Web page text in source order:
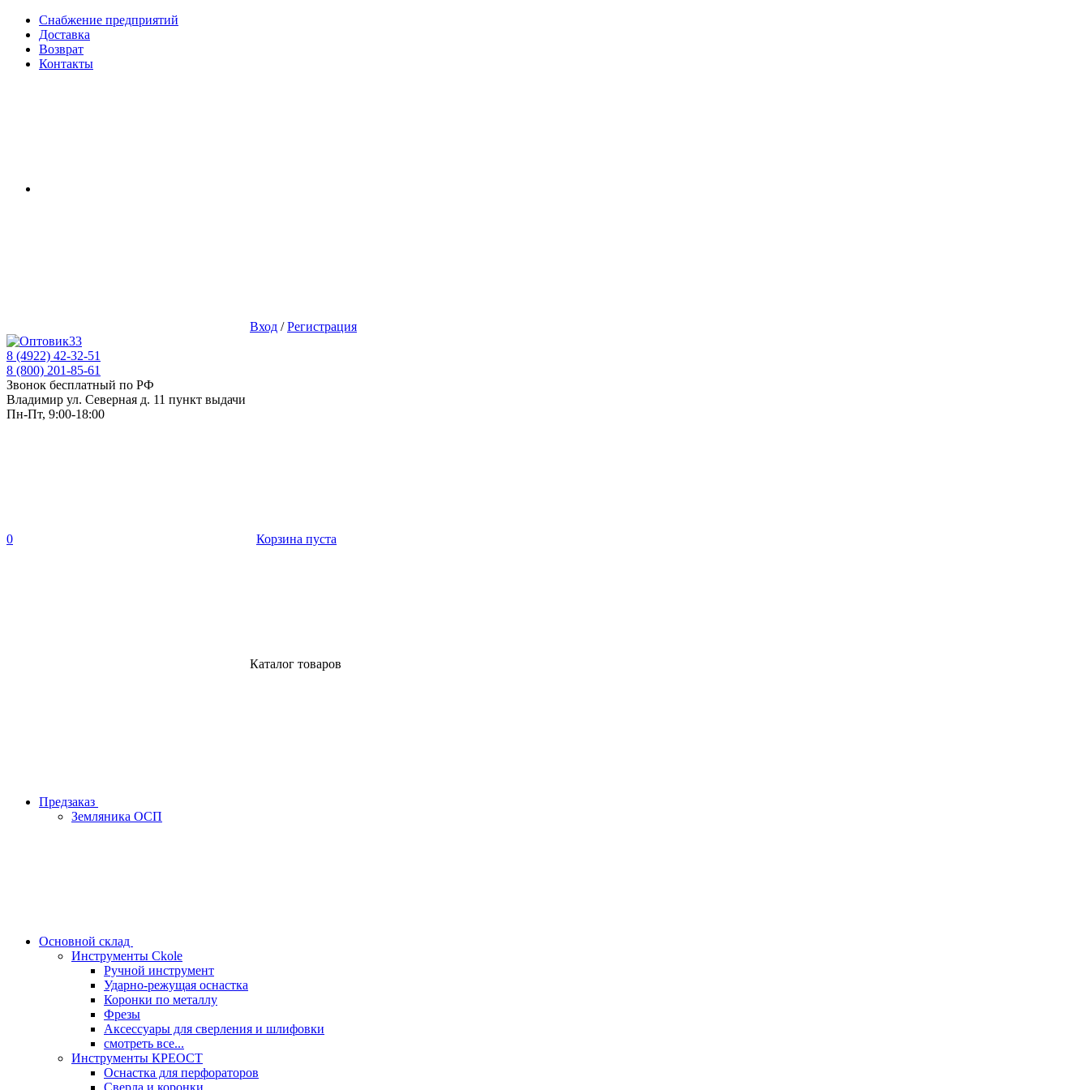
Снабжение предприятий
Доставка
Возврат
Контакты
Вход /Регистрация
8 (4922) 42-32-51
8 (800) 201-85-61
Звонок бесплатный по РФ
Владимир ул. Северная д. 11 пункт выдачи
Пн-Пт, 9:00-18:00
0 Корзина пуста
Каталог товаров
Предзаказ
Земляника ОСП
Основной склад
Инструменты Ckole
Ручной инструмент
Ударно‑режущая оснастка
Коронки по металлу
Фрезы
Аксессуары для сверления и шлифовки
смотреть все...
Инструменты КРЕОСТ
Оснастка для перфораторов
Сверла и коронки